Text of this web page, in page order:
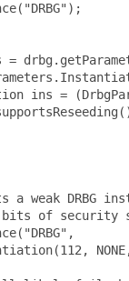
=
ins =
weak DRBG
bits of security